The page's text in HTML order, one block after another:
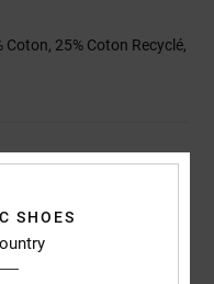
25% Coton Recyclé,
SHOES